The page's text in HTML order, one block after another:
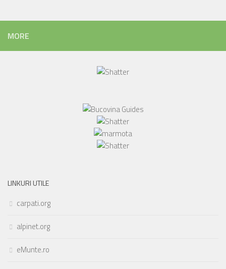
MORE
LINKURI UTILE
carpati.org
alpinet.org
eMunte.ro